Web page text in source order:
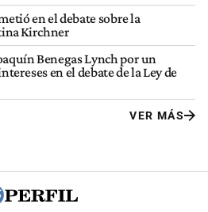
en el debate sobre la
Kirchner
Benegas Lynch por un
en el debate de la Ley de
VER MÁS